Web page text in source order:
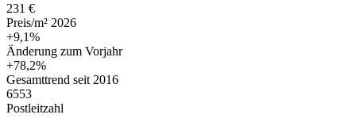
231 €
Preis/m² 2026
+9,1%
Änderung zum Vorjahr
+78,2%
Gesamttrend seit 2016
6553
Postleitzahl